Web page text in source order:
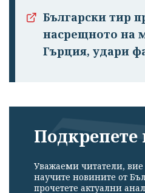
Български тир
насрещното на
Гърция, удари
Подкрепете
Уважаеми читатели, вие
научите новините от
прочетете актуални